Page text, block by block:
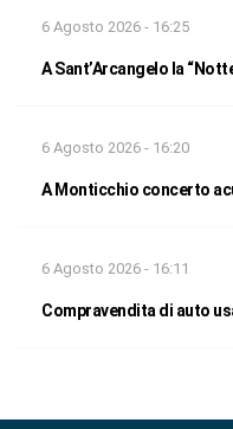
6 Agosto 2026 - 16:25
A Sant’Arcangelo la
6 Agosto 2026 - 16:20
A Monticchio concerto
6 Agosto 2026 - 16:11
Compravendita di auto